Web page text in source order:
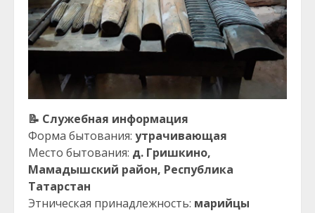
📝 Служебная информация
Форма бытования: утрачивающая
Место бытования: д. Гришкино,
Мамадышский район, Республика
Татарстан
Этническая принадлежность: марийцы